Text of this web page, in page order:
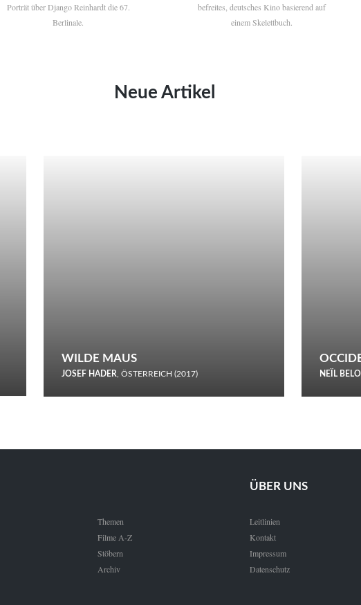
Porträt über Django Reinhardt die 67.
Berlinale.
befreites, deutsches Kino basierend auf
einem Skelettbuch.
Neue Artikel
WILDE MAUS
JOSEF HADER, ÖSTERREICH (2017)
Schnee.
NEÏL
Themen
Filme A-Z
Stöbern
Archiv
ÜBER UNS
Leitlinien
Kontakt
Impressum
Datenschutz